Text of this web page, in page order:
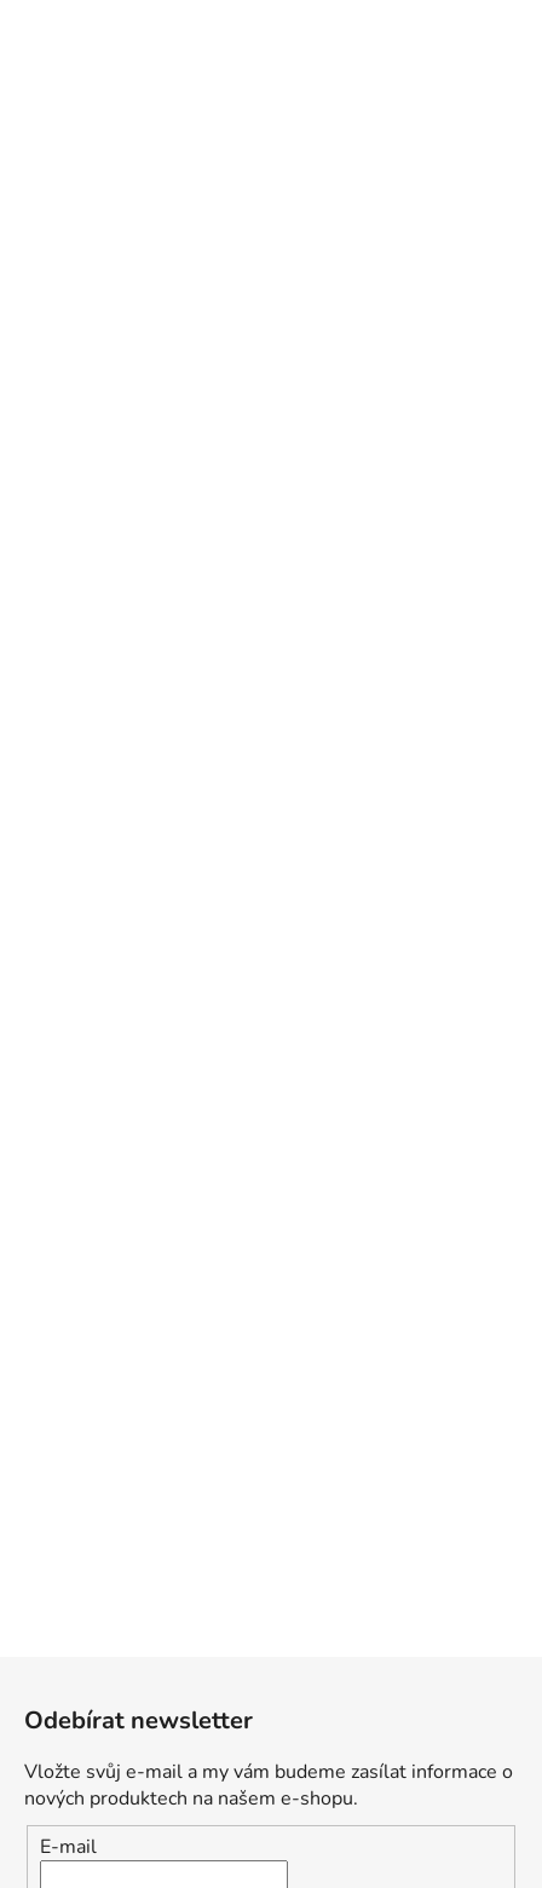
Odebírat newsletter
Vložte svůj e-mail a my vám budeme zasílat informace o
nových produktech na našem e-shopu.
E-mail